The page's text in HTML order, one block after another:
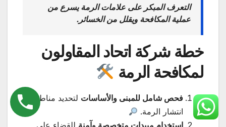
التعرف المبكر على علامات الرمة يسرع من
عملية المكافحة ويقلل من الخسائر.
خطة شركة اتحاد المقاولون
لمكافحة الرمة
فحص شامل للمبنى والأساسات لتحديد مناطق
انتشار الرمة.